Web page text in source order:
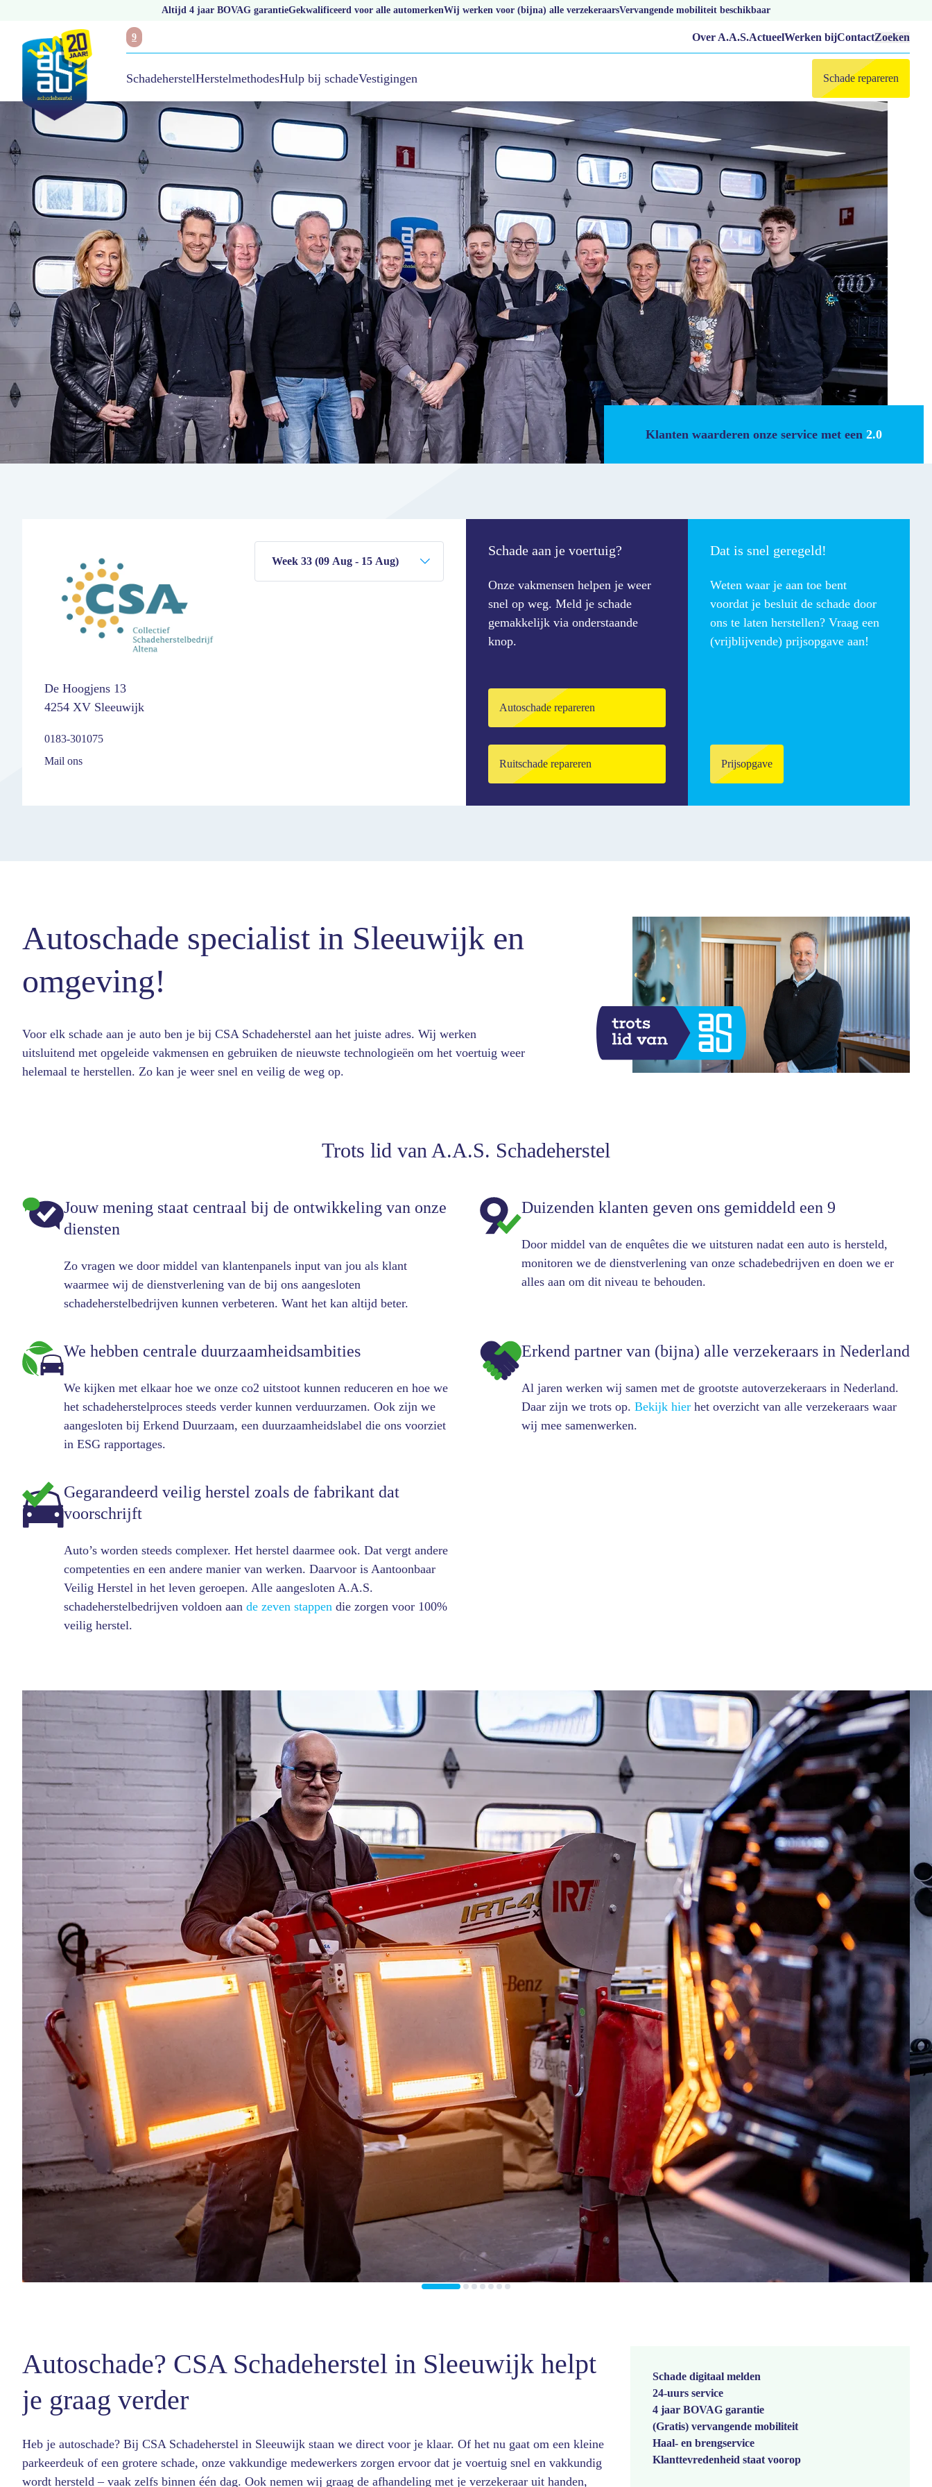
Altijd 4 jaar BOVAG garantieGekwalificeerd voor alle automerkenWij werken voor (bijna) alle verzekeraarsVervangende mobiliteit beschikbaar
9 Over A.A.S.ActueelWerken bijContactZoeken
SchadeherstelHerstelmethodesHulp bij schadeVestigingen Schade repareren
Klanten waarderen onze service met een 2.0
CSA Schadeherstel
De Hoogjens 13
4254 XV Sleeuwijk
0183-301075
Mail ons
Schade aan je voertuig?
Onze vakmensen helpen je weer
snel op weg. Meld je schade
gemakkelijk via onderstaande
knop.
Autoschade repareren
Ruitschade repareren
Dat is snel geregeld!
Weten waar je aan toe bent
voordat je besluit de schade door
ons te laten herstellen? Vraag een
(vrijblijvende) prijsopgave aan!
Prijsopgave
Autoschade specialist in Sleeuwijk en
omgeving!
Voor elk schade aan je auto ben je bij CSA Schadeherstel aan het juiste adres. Wij werken
uitsluitend met opgeleide vakmensen en gebruiken de nieuwste technologieën om het voertuig weer
helemaal te herstellen. Zo kan je weer snel en veilig de weg op.
Trots lid van A.A.S. Schadeherstel
Jouw mening staat centraal bij de ontwikkeling van onze
diensten
Zo vragen we door middel van klantenpanels input van jou als klant
waarmee wij de dienstverlening van de bij ons aangesloten
schadeherstelbedrijven kunnen verbeteren. Want het kan altijd beter.
Duizenden klanten geven ons gemiddeld een 9
Door middel van de enquêtes die we uitsturen nadat een auto is hersteld,
monitoren we de dienstverlening van onze schadebedrijven en doen we er
alles aan om dit niveau te behouden.
We hebben centrale duurzaamheidsambities
We kijken met elkaar hoe we onze co2 uitstoot kunnen reduceren en hoe we
het schadeherstelproces steeds verder kunnen verduurzamen. Ook zijn we
aangesloten bij Erkend Duurzaam, een duurzaamheidslabel die ons voorziet
in ESG rapportages.
Erkend partner van (bijna) alle verzekeraars in Nederland
Al jaren werken wij samen met de grootste autoverzekeraars in Nederland.
Daar zijn we trots op. Bekijk hier het overzicht van alle verzekeraars waar
wij mee samenwerken.
Gegarandeerd veilig herstel zoals de fabrikant dat
voorschrijft
Auto’s worden steeds complexer. Het herstel daarmee ook. Dat vergt andere
competenties en een andere manier van werken. Daarvoor is Aantoonbaar
Veilig Herstel in het leven geroepen. Alle aangesloten A.A.S.
schadeherstelbedrijven voldoen aan de zeven stappen die zorgen voor 100%
veilig herstel.
Autoschade? CSA Schadeherstel in Sleeuwijk helpt
je graag verder
Heb je autoschade? Bij CSA Schadeherstel in Sleeuwijk staan we direct voor je klaar. Of het nu gaat om een kleine
parkeerdeuk of een grotere schade, onze vakkundige medewerkers zorgen ervoor dat je voertuig snel en vakkundig
wordt hersteld – vaak zelfs binnen één dag. Ook nemen wij graag de afhandeling met je verzekeraar uit handen,
Schade digitaal melden
24-uurs service
4 jaar BOVAG garantie
(Gratis) vervangende mobiliteit
Haal- en brengservice
Klanttevredenheid staat voorop